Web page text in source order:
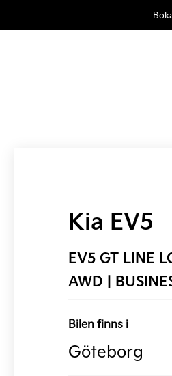
Kia EV5
EV5 GT LINE
AWD |
Bilen finns i
Göteborg